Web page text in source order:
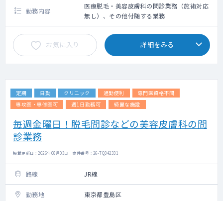
勤務内容
医療脱毛・美容皮膚科の問診業務（施術対応
無し）、その他付随する業務
お気に入り 詳細をみる
定期 日勤 クリニック 通勤便利
専門医資格不問
専攻医・専修医可
週1日勤務可 綺麗な施設
毎週金曜日！脱毛問診などの美容皮膚科の問
診業務
掲載更新日 : 2026年08月03日 案件番号 : 26-TQ342331
路線 JR線
勤務地 東京都豊島区